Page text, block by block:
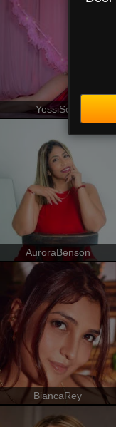
YessiSoto
AuroraBenson
BiancaRey